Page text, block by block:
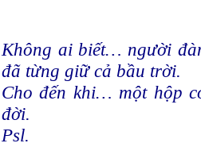
Không ai biết… người
đã từng giữ cả bầu trời.
Cho đến khi… một hộp
đời.
Psl.